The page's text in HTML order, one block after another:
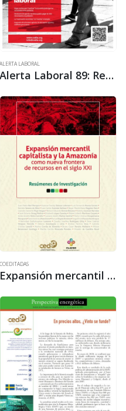
ALERTA LABORAL
Alerta Laboral 89: Reactivación económica: medidas insuficientes y precariedad laboral
COEDITADAS
Expansión mercantil capitalista y la Amazonía como nueva frontera de recursos en el siglo XXI – Primera edición